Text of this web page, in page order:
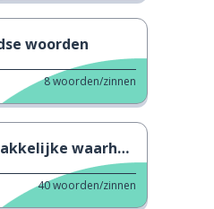
woorden
8woorden/zinnen
waarheid van "IWD"
40woorden/zinnen